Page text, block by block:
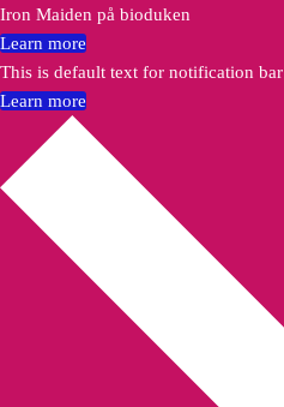
Iron Maiden på bioduken
Learn more
This is default text for notification bar
Learn more